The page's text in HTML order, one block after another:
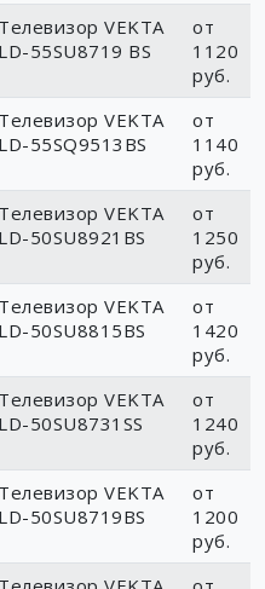
Телевизор VEKTA
LD-55SU8719 BS
от
1120
руб.
Телевизор VEKTA
LD-55SQ9513BS
от
1140
руб.
Телевизор VEKTA
LD-50SU8921BS
от
1250
руб.
Телевизор VEKTA
LD-50SU8815BS
от
1420
руб.
Телевизор VEKTA
LD-50SU8731SS
от
1240
руб.
Телевизор VEKTA
LD-50SU8719BS
от
1200
руб.